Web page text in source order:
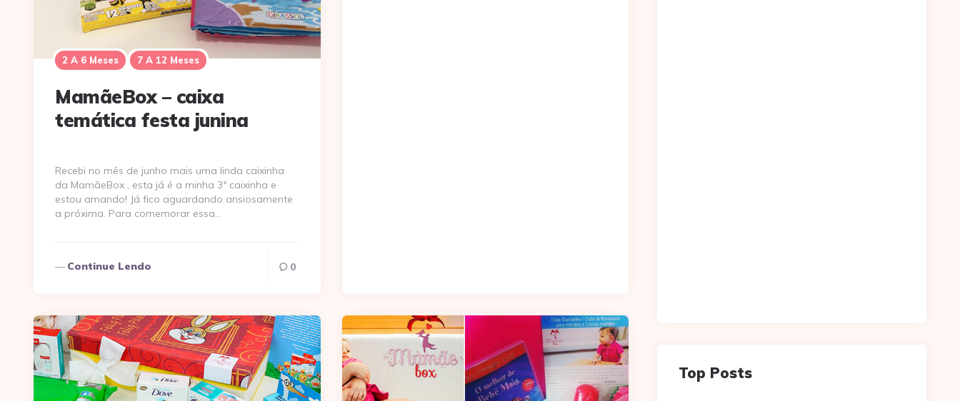
2 A 6 Meses 7 A 12 Meses
MamãeBox – caixa
temática festa junina
Recebi no mês de junho mais uma linda caixinha
da MamãeBox , esta já é a minha 3ª caixinha e
estou amando! Já fico aguardando ansiosamente
a próxima. Para comemorar essa…
Continue Lendo 0
Top Posts